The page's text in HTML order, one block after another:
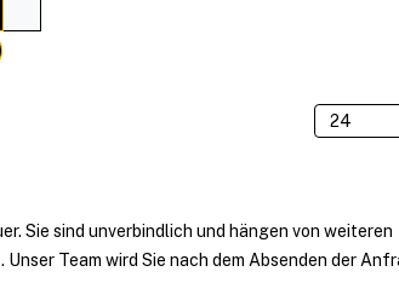
Sie sind unverbindlich und hängen von weiteren
Team wird Sie nach dem Absenden der